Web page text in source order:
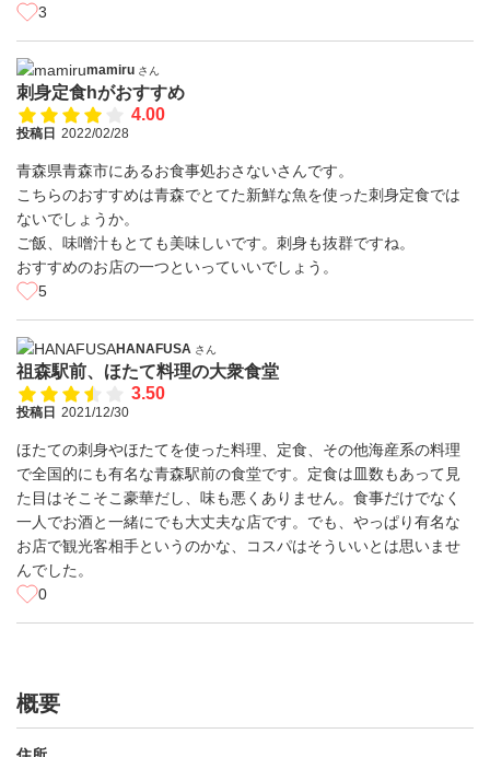
3
mamiru さん
刺身定食hがおすすめ
4.00
投稿日 2022/02/28
青森県青森市にあるお食事処おさないさんです。
こちらのおすすめは青森でとてた新鮮な魚を使った刺身定食では
ないでしょうか。
ご飯、味噌汁もとても美味しいです。刺身も抜群ですね。
おすすめのお店の一つといっていいでしょう。
5
HANAFUSA さん
祖森駅前、ほたて料理の大衆食堂
3.50
投稿日 2021/12/30
ほたての刺身やほたてを使った料理、定食、その他海産系の料理
で全国的にも有名な青森駅前の食堂です。定食は皿数もあって見
た目はそこそこ豪華だし、味も悪くありません。食事だけでなく
一人でお酒と一緒にでも大丈夫な店です。でも、やっぱり有名な
お店で観光客相手というのかな、コスパはそういいとは思いませ
んでした。
0
概要